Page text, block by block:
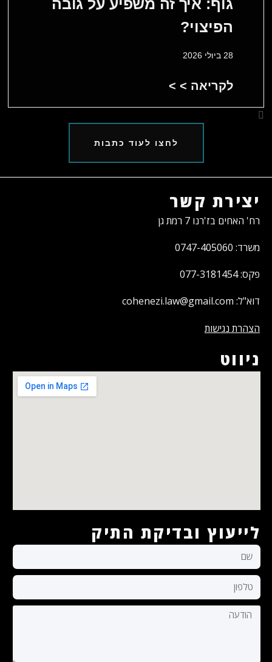
גוף: איך זה משפיע על גובה
הפיצוי?
28 ביולי 2026
לקריאה > >
לחצו לעוד כתבות
יצירת קשר
רח' האחים בז'רנו 7 רמת גן
משרד: 0747-405060
פקס: 077-3181454
דוא"ל: cohenezi.law@gmail.com
הצהרת נגישות
ניווט
לייעוץ ובדיקת התיק